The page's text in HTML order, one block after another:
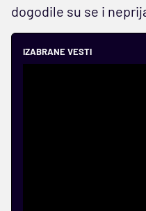
dogodile su se i
IZABRANE VESTI